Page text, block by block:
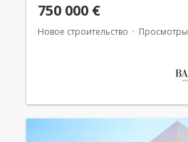
750 000 €
Новое строительство Просмотры